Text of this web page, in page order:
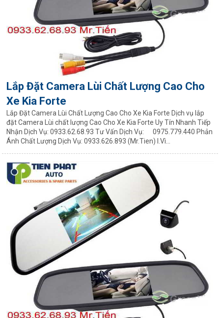
Lắp Đặt Camera Lùi Chất Lượng Cao Cho
Xe Kia Forte
Lắp Đặt Camera Lùi Chất Lượng Cao Cho Xe Kia Forte Dịch vụ lắp
đặt Camera Lùi chất lượng Cao Cho Xe Kia Forte Uy Tín Nhanh Tiếp
Nhận Dịch Vụ: 0933.62.68.93 Tư Vấn Dịch Vụ: 0975.779.440 Phản
Ánh Chất Lượng Dịch Vụ: 0933.626.893 (Mr.Tien) I.Vì...